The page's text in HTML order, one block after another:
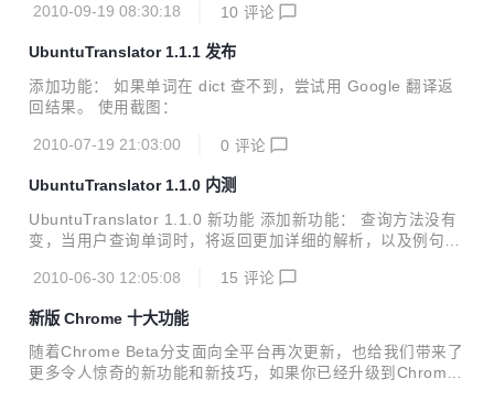
源码，但该模块不支持本地文件系统和网络 API，所以只有一
限制。具体原理请参考： [How does it work?]
2010-09-19 08:30:18 10 评论
UbuntuTranslator 1.1.1 发布
添加功能： 如果单词在 dict 查不到，尝试用 Google 翻译返
回结果。 使用截图：
2010-07-19 21:03:00 0 评论
UbuntuTranslator 1.1.0 内测
UbuntuTranslator 1.1.0 新功能 添加新功能： 查询方法没有
变，当用户查询单词时，将返回更加详细的解析，以及例句。
2010-06-30 12:05:08
15 评论
新版 Chrome 十大功能
随着Chrome Beta分支面向全平台再次更新，也给我们带来了
更多令人惊奇的新功能和新技巧，如果你已经升级到Chrome